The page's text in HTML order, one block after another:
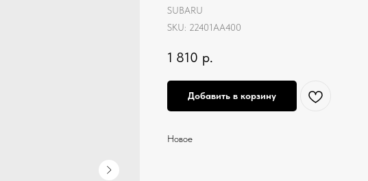
SUBARU
SKU: 22401AA400
1 810 р.
Добавить в корзину
Новое